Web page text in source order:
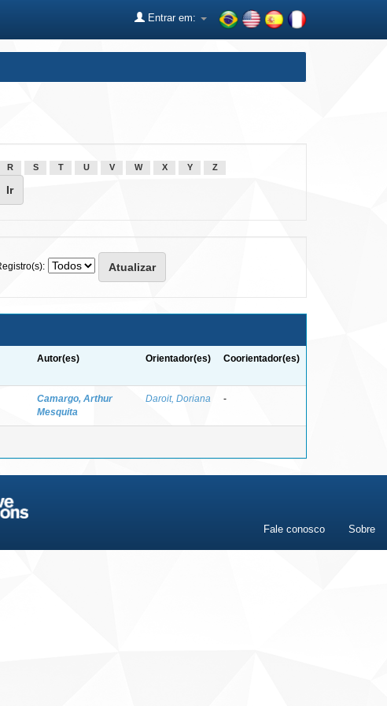
Entrar em:
R S T U V W X Y Z
Autor(es) Orientador(es) Coorientador(es)
Camargo, Arthur
Mesquita
Daroit, Doriana -
Fale conosco Sobre